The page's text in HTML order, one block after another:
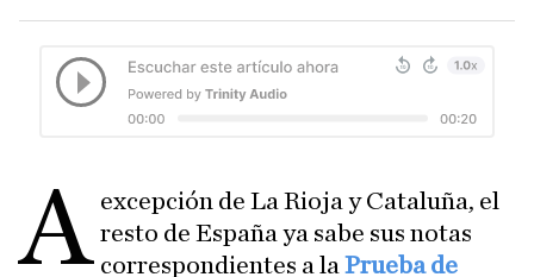
A excepción de La Rioja y Cataluña, el
resto de España ya sabe sus notas
correspondientes a laPrueba de